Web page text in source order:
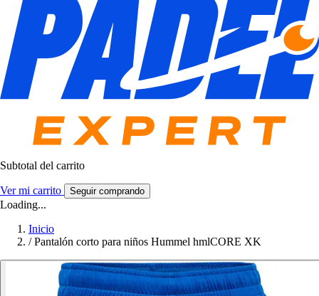
Subtotal del carrito
Ver mi carrito Seguir comprando
Loading...
Inicio
/ Pantalón corto para niños Hummel hmlCORE XK